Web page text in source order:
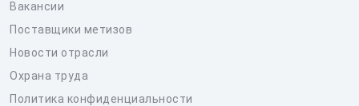
Вакансии
Поставщики метизов
Новости отрасли
Охрана труда
Политика конфиденциальности